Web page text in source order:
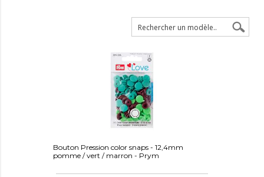
Bouton Pression color snaps - 12,4mm
pomme / vert / marron - Prym